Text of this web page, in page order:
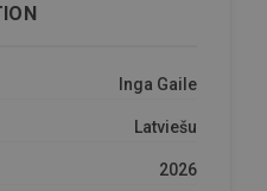
Inga Gaile
Latviešu
2026